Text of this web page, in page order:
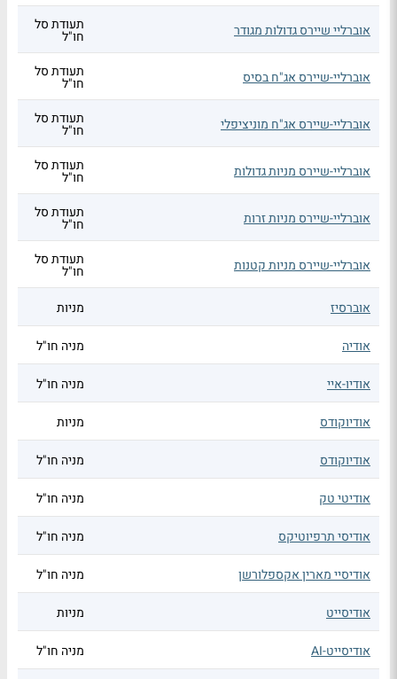
אוברליי שיירס גדולות מגודר תעודת סל
חו"ל
אוברליי-שיירס אג"ח בסיס תעודת סל
חו"ל
אוברליי-שיירס אג"ח מוניציפלי תעודת סל
חו"ל
אוברליי-שיירס מניות גדולות תעודת סל
חו"ל
אוברליי-שיירס מניות זרות תעודת סל
חו"ל
אוברליי-שיירס מניות קטנות תעודת סל
חו"ל
אוברסיז
מניות
אודיה מניה חו"ל
אודיו-איי מניה חו"ל
אודיוקודס מניות
אודיוקודס מניה חו"ל
אודיטי טק מניה חו"ל
אודיסי תרפיוטיקס מניה חו"ל
אודיסיי מארין אקספלורשן מניה חו"ל
אודיסייט מניות
אודיסייט-AI מניה חו"ל